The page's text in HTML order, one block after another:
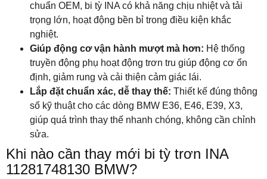
chuẩn OEM, bi tỳ INA có khả năng chịu nhiệt và tải
trọng lớn, hoạt động bền bỉ trong điều kiện khắc
nghiệt.
Giúp động cơ vận hành mượt mà hơn: Hệ thống
truyền động phụ hoạt động trơn tru giúp động cơ ổn
định, giảm rung và cải thiện cảm giác lái.
Lắp đặt chuẩn xác, dễ thay thế: Thiết kế đúng thông
số kỹ thuật cho các dòng BMW E36, E46, E39, X3,
giúp quá trình thay thế nhanh chóng, không cần chỉnh
sửa.
Khi nào cần thay mới bi tỳ trơn INA
11281748130 BMW?